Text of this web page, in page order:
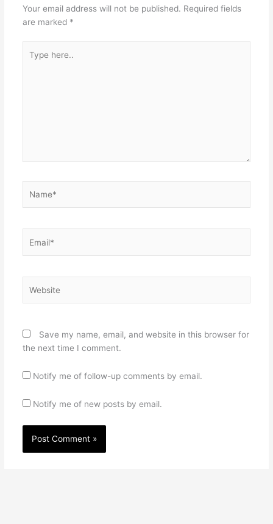
Your email address will not be published. Required fields
are marked *
here..
Save my name, email, and website in this browser for
the next time I comment.
Notify me of follow-up comments by email.
Notify me of new posts by email.